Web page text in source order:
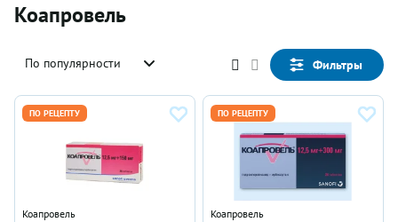
Коапровель
По популярности Фильтры
ПО РЕЦЕПТУ
Коапровель
ПО РЕЦЕПТУ
Коапровель